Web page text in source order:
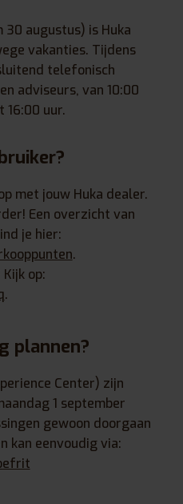
augustus) is Huka
vakanties. Tijdens
telefonisch
adviseurs, van 10:00
16:00 uur.
met jouw Huka dealer.
Een overzicht van
je hier:
.
op:
.
plannen?
Center) zijn
1 september
gewoon doorgaan
kan eenvoudig via: